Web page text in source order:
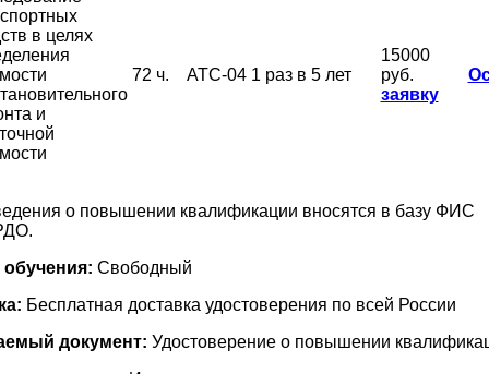
в целях
и
72 ч. АТС-04 1 раз в 5 лет
15000
руб.
заявку
о повышении квалификации вносятся в базу ФИС
Свободный
Бесплатная доставка удостоверения по всей России
документ: Удостоверение о повышении